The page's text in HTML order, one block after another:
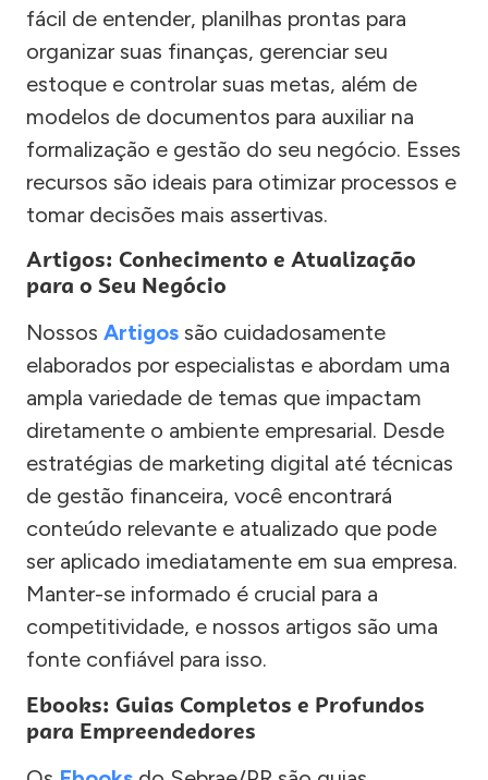
fácil de entender, planilhas prontas para
organizar suas finanças, gerenciar seu
estoque e controlar suas metas, além de
modelos de documentos para auxiliar na
formalização e gestão do seu negócio. Esses
recursos são ideais para otimizar processos e
tomar decisões mais assertivas.
Artigos: Conhecimento e Atualização
para o Seu Negócio
Nossos Artigos são cuidadosamente
elaborados por especialistas e abordam uma
ampla variedade de temas que impactam
diretamente o ambiente empresarial. Desde
estratégias de marketing digital até técnicas
de gestão financeira, você encontrará
conteúdo relevante e atualizado que pode
ser aplicado imediatamente em sua empresa.
Manter-se informado é crucial para a
competitividade, e nossos artigos são uma
fonte confiável para isso.
Ebooks: Guias Completos e Profundos
para Empreendedores